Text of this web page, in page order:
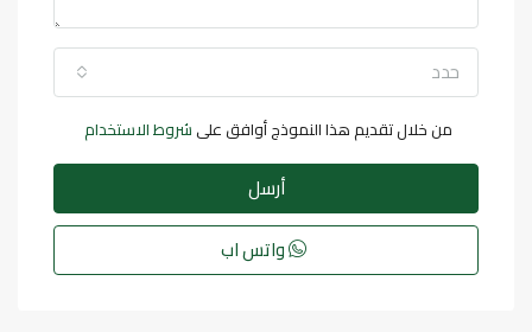
حدد
من خلال تقديم هذا النموذج أوافق على شروط الاستخدام
أرسل
واتس اب